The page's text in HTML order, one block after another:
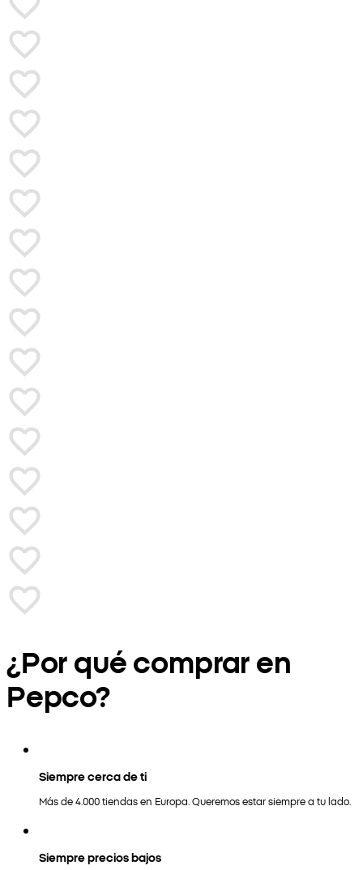
¿Por qué comprar en
Pepco?
Siempre cerca de ti
Más de 4.000 tiendas en Europa. Queremos estar siempre a tu lado.
Siempre precios bajos